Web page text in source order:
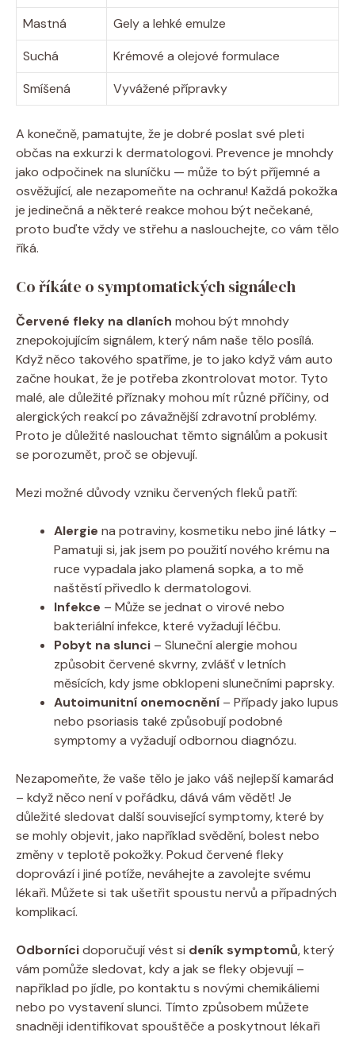
Mastná
Gely a lehké emulze
Suchá
Krémové a olejové formulace
Smíšená
Vyvážené přípravky
A konečně, pamatujte, že je dobré poslat své pleti
občas na exkurzi k dermatologovi. Prevence je mnohdy
jako odpočinek na sluníčku — může to být příjemné a
osvěžující, ale nezapomeňte na ochranu! Každá pokožka
je jedinečná a některé reakce mohou být nečekané,
proto buďte vždy ve střehu a naslouchejte, co vám tělo
říká.
Co říkáte o symptomatických signálech
Červené fleky na dlaních mohou být mnohdy
znepokojujícím signálem, který nám naše tělo posílá.
Když něco takového spatříme, je to jako když vám auto
začne houkat, že je potřeba zkontrolovat motor. Tyto
malé, ale důležité příznaky mohou mít různé příčiny, od
alergických reakcí po závažnější zdravotní problémy.
Proto je důležité naslouchat těmto signálům a pokusit
se porozumět, proč se objevují.
Mezi možné důvody vzniku červených fleků patří:
Alergie na potraviny, kosmetiku nebo jiné látky –
Pamatuji si, jak jsem po použití nového krému na
ruce vypadala jako plamená sopka, a to mě
naštěstí přivedlo k dermatologovi.
Infekce – Může se jednat o virové nebo
bakteriální infekce, které vyžadují léčbu.
Pobyt na slunci – Sluneční alergie mohou
způsobit červené skvrny, zvlášť v letních
měsících, kdy jsme obklopeni slunečními paprsky.
Autoimunitní onemocnění – Případy jako lupus
nebo psoriasis také způsobují podobné
symptomy a vyžadují odbornou diagnózu.
Nezapomeňte, že vaše tělo je jako váš nejlepší kamarád
– když něco není v pořádku, dává vám vědět! Je
důležité sledovat další související symptomy, které by
se mohly objevit, jako například svědění, bolest nebo
změny v teplotě pokožky. Pokud červené fleky
doprovází i jiné potíže, neváhejte a zavolejte svému
lékaři. Můžete si tak ušetřit spoustu nervů a případných
komplikací.
Odbornícidoporučují vést si deník symptomů, který
vám pomůže sledovat, kdy a jak se fleky objevují –
například po jídle, po kontaktu s novými chemikáliemi
nebo po vystavení slunci. Tímto způsobem můžete
snadněji identifikovat spouštěče a poskytnout lékaři